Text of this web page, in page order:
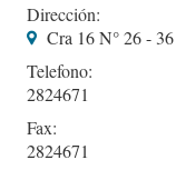
Dirección:
Cra 16 N° 26 - 36
Telefono:
2824671
Fax:
2824671